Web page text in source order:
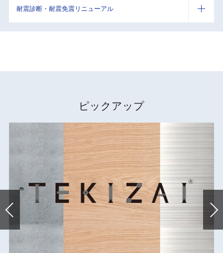
耐震診断・耐震免震リニューアル
ピックアップ